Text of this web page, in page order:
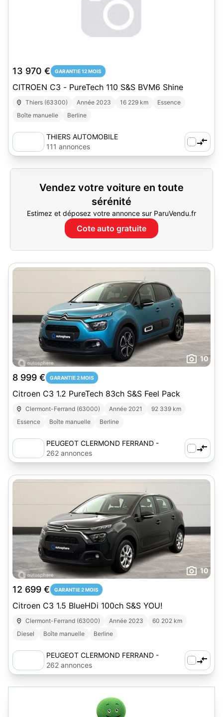
13 970 € GARANTIE 12 MOIS
CITROEN C3 - PureTech 110 S&S BVM6 Shine
Thiers (63300) Année 2023 16 229 km
Essence
Boîte manuelle
Berline
THIERS AUTOMOBILE
111 annonces
Vendez votre voiture en toute
sérénité
Estimez et déposez votre annonce sur ParuVendu.fr
Cote auto gratuite
10
8 999 € GARANTIE 2 MOIS
Citroen C3 1.2 PureTech 83ch S&S Feel Pack
Clermont-Ferrand (63000) Année 2021
92 339 km
Essence
Boîte manuelle Berline
PEUGEOT CLERMOND FERRAND -
AUTOSPHERE
262 annonces
10
12 699 € GARANTIE 2 MOIS
Citroen C3 1.5 BlueHDi 100ch S&S YOU!
Clermont-Ferrand (63000) Année 2023
60 202 km
Diesel
Boîte manuelle Berline
PEUGEOT CLERMOND FERRAND -
AUTOSPHERE
262 annonces